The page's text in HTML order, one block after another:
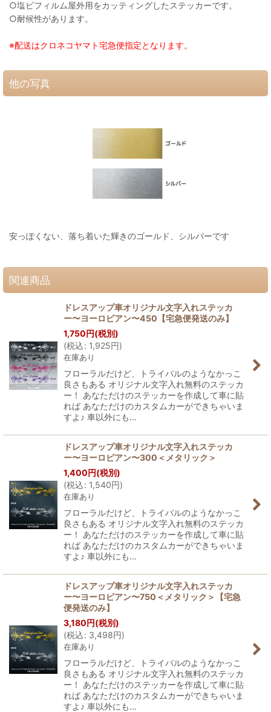
○塩ビフィルム屋外用をカッティングしたステッカーです。
○耐候性があります。
※配送はクロネコヤマト宅急便指定となります。
他の写真
安っぽくない、落ち着いた輝きのゴールド、シルバーです
関連商品
ドレスアップ車オリジナル文字入れステッカ
ー〜ヨーロピアン〜450【宅急便発送のみ】
1,750円(税別)
(税込: 1,925円)
在庫あり
フローラルだけど、トライバルのようなかっこ
良さもある オリジナル文字入れ無料のステッカ
ー！ あなただけのステッカーを作成して車に貼
れば あなただけのカスタムカーができちゃいま
すよ♪ 車以外にも…
ドレスアップ車オリジナル文字入れステッカ
ー〜ヨーロピアン〜300＜メタリック＞
1,400円(税別)
(税込: 1,540円)
在庫あり
フローラルだけど、トライバルのようなかっこ
良さもある オリジナル文字入れ無料のステッカ
ー！ あなただけのステッカーを作成して車に貼
れば あなただけのカスタムカーができちゃいま
すよ♪ 車以外にも…
ドレスアップ車オリジナル文字入れステッカ
ー〜ヨーロピアン〜750＜メタリック＞【宅急
便発送のみ】
3,180円(税別)
(税込: 3,498円)
在庫あり
フローラルだけど、トライバルのようなかっこ
良さもある オリジナル文字入れ無料のステッカ
ー！ あなただけのステッカーを作成して車に貼
れば あなただけのカスタムカーができちゃいま
すよ♪ 車以外にも…